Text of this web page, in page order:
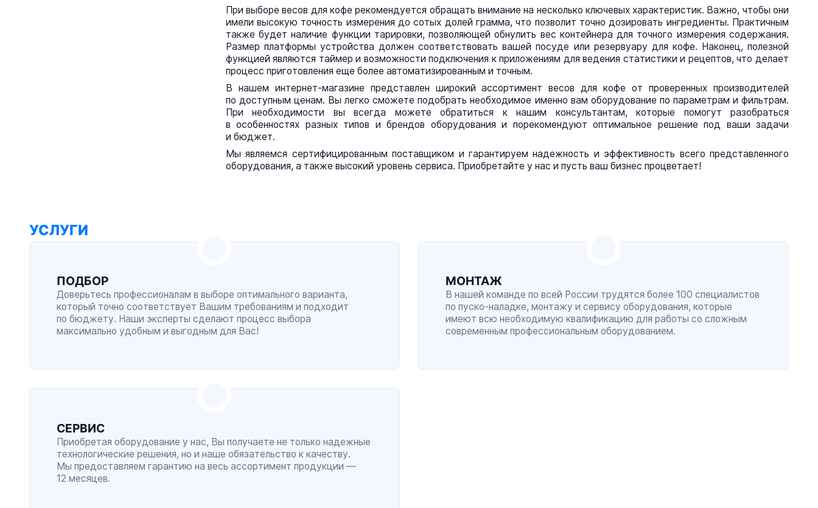
При выборе весов для кофе рекомендуется обращать внимание на несколько ключевых характеристик. Важно, чтобы они
имели высокую точность измерения до сотых долей грамма, что позволит точно дозировать ингредиенты. Практичным
также будет наличие функции тарировки, позволяющей обнулить вес контейнера для точного измерения содержания.
Размер платформы устройства должен соответствовать вашей посуде или резервуару для кофе. Наконец, полезной
функцией являются таймер и возможности подключения к приложениям для ведения статистики и рецептов, что делает
процесс приготовления еще более автоматизированным и точным.
В нашем интернет-магазине представлен широкий ассортимент весов для кофе от проверенных производителей
по доступным ценам. Вы легко сможете подобрать необходимое именно вам оборудование по параметрам и фильтрам.
При необходимости вы всегда можете обратиться к нашим консультантам, которые помогут разобраться
в особенностях разных типов и брендов оборудования и порекомендуют оптимальное решение под ваши задачи
и бюджет.
Мы являемся сертифицированным поставщиком и гарантируем надежность и эффективность всего представленного
оборудования, а также высокий уровень сервиса. Приобретайте у нас и пусть ваш бизнес процветает!
УСЛУГИ
ПОДБОР
Доверьтесь профессионалам в выборе оптимального варианта,
который точно соответствует Вашим требованиям и подходит
по бюджету. Наши эксперты сделают процесс выбора
максимально удобным и выгодным для Вас!
МОНТАЖ
В нашей команде по всей России трудятся более 100 специалистов
попуско-наладке, монтажу и сервису оборудования, которые
имеют всю необходимую квалификацию для работы со сложным
современным профессиональным оборудованием.
СЕРВИС
Приобретая оборудование у нас, Вы получаете не только надежные
технологические решения, но и наше обязательство к качеству.
Мы предоставляем гарантию на весь ассортимент продукции —
12 месяцев.